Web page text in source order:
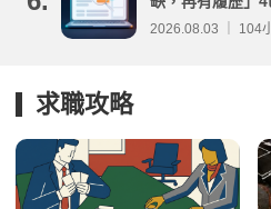
2026.08.03 ｜ 104
求職攻略